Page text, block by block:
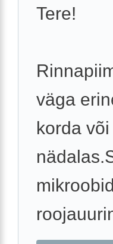
Tere!
väga
korda